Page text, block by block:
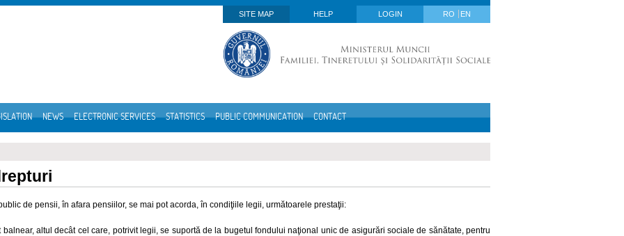
SITE MAP
HELP LOGIN RO EN
NEWS ELECTRONIC SERVICES STATISTICS PUBLIC COMMUNICATION CONTACT
de pensii, în afara pensiilor, se mai pot acorda, în condiţiile legii, următoarele prestaţii:
balnear, altul decât cel care, potrivit legii, se suportă de la bugetul fondului naţional unic de asigurări sociale de sănătate, pentru